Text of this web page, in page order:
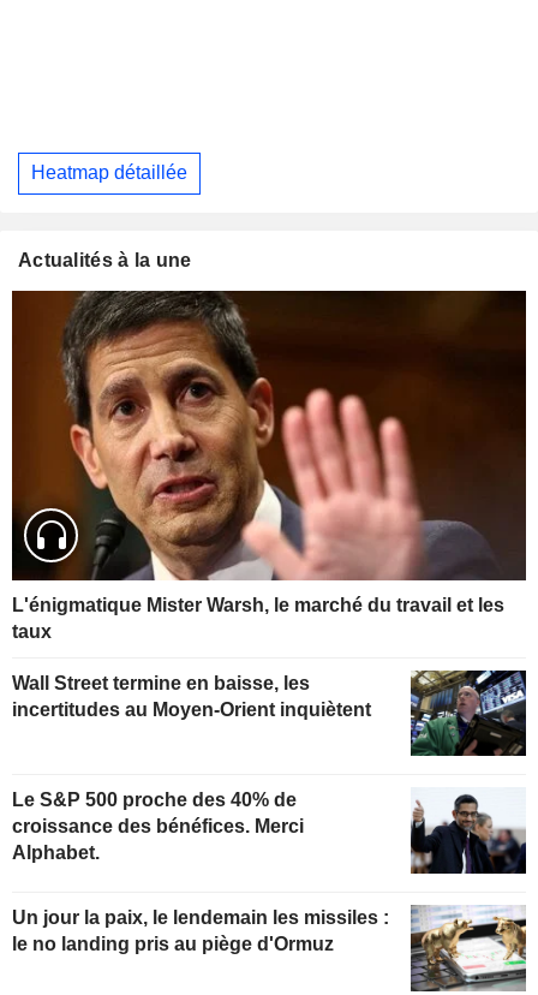
Heatmap détaillée
Actualités à la une
L'énigmatique Mister Warsh, le marché du travail et les
taux
Wall Street termine en baisse, les
incertitudes au Moyen-Orient inquiètent
Le S&P 500 proche des 40% de
croissance des bénéfices. Merci
Alphabet.
Un jour la paix, le lendemain les missiles :
le no landing pris au piège d'Ormuz